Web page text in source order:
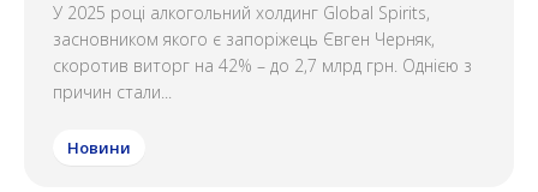
У 2025 році алкогольний холдинг Global Spirits,
засновником якого є запоріжець Євген Черняк,
скоротив виторг на 42% – до 2,7 млрд грн. Однією з
причин стали...
Новини